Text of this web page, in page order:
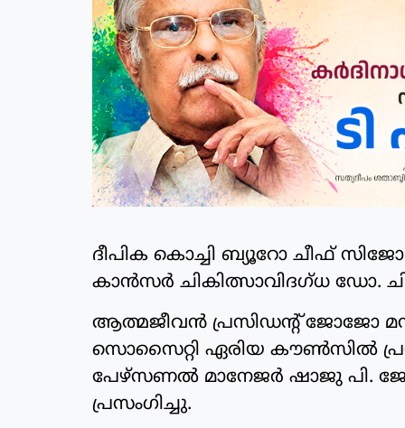
ദീപിക കൊച്ചി ബ്യൂറോ ചീഫ്
കാൻസർ ചികിത്സാവിദഗ്ധ ഡോ.
ആത്മജീവൻ പ്രസിഡന്‍റ് ജോജോ
സൊസൈറ്റി ഏരിയ കൗൺസിൽ
പേഴ്സണൽ മാനേജർ ഷാജു പി.
പ്രസംഗിച്ചു.